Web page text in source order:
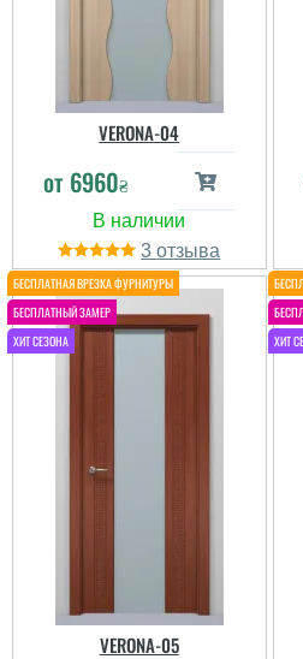
минулому тижні,
VERONA-04
от 6960₴
3
VERONA-05